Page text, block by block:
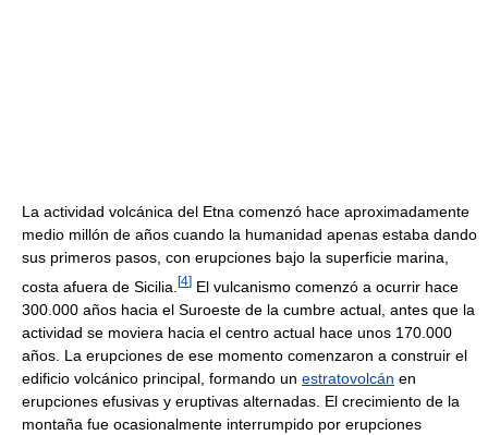
La actividad volcánica del Etna comenzó hace aproximadamente
medio millón de años cuando la humanidad apenas estaba dando
sus primeros pasos, con erupciones bajo la superficie marina,
costa afuera de Sicilia. [4] El vulcanismo comenzó a ocurrir hace
300.000 años hacia el Suroeste de la cumbre actual, antes que la
actividad se moviera hacia el centro actual hace unos 170.000
años. La erupciones de ese momento comenzaron a construir el
edificio volcánico principal, formando un estratovolcán en
erupciones efusivas y eruptivas alternadas. El crecimiento de la
montaña fue ocasionalmente interrumpido por erupciones